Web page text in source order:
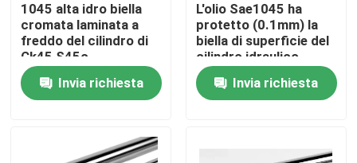
Prodotti in acciaio forgiato
Assi d'acciaio forgiate
1045 alta idro biella
cromata laminata a
freddo del cilindro di
Ck45 S45c
Invia richiesta
L'olio Sae1045 ha
protetto (0.1mm) la
biella di superficie del
cilindro idraulico
Invia richiesta